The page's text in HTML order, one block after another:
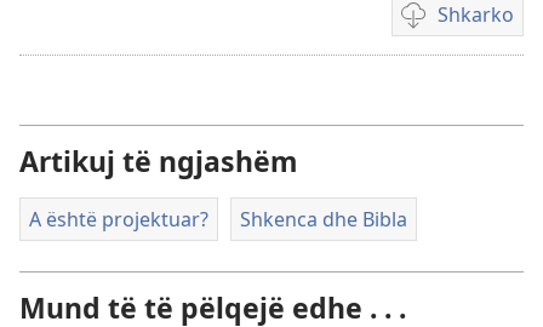
Shkarko
Mundësi
shkarkimi
Artikuj të ngjashëm
A është projektuar? Shkenca dhe Bibla
Mund të të pëlqejë edhe . . .